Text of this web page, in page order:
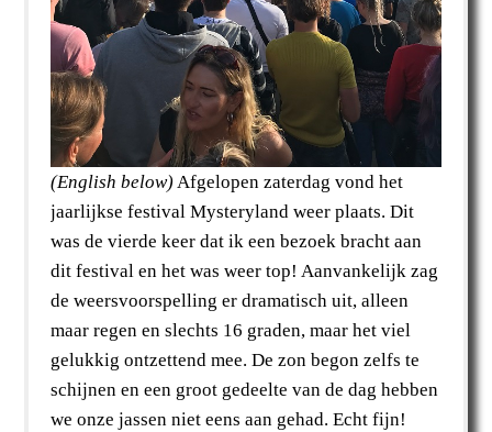
(English below)Afgelopen zaterdag vond het
jaarlijkse festival Mysteryland weer plaats. Dit
was de vierde keer dat ik een bezoek bracht aan
dit festival en het was weer top! Aanvankelijk zag
de weersvoorspelling er dramatisch uit, alleen
maar regen en slechts 16 graden, maar het viel
gelukkig ontzettend mee. De zon begon zelfs te
schijnen en een groot gedeelte van de dag hebben
we onze jassen niet eens aan gehad. Echt fijn!